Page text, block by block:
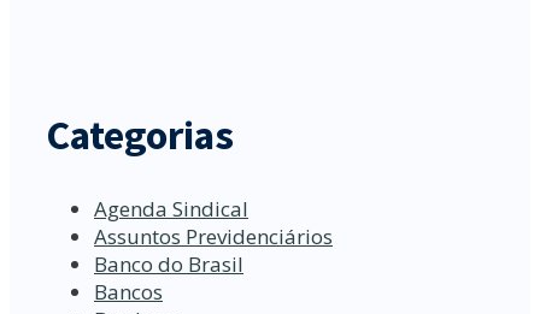
Categorias
Agenda Sindical
Assuntos Previdenciários
Banco do Brasil
Bancos